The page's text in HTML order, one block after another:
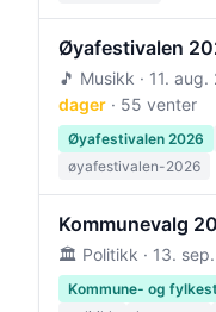
Øyafestivalen
🎵 Musikk · 11.
dager · 55 venter
Øyafestivalen 2026
øyafestivalen-2026
Kommunevalg
🏛️ Politikk · 13.
Kommune- og